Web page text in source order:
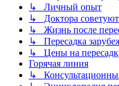
↳ Личный опыт
↳ Доктора советуют
↳ Жизнь после
↳ Пересадка
↳ Цены на
Горячая линия
↳